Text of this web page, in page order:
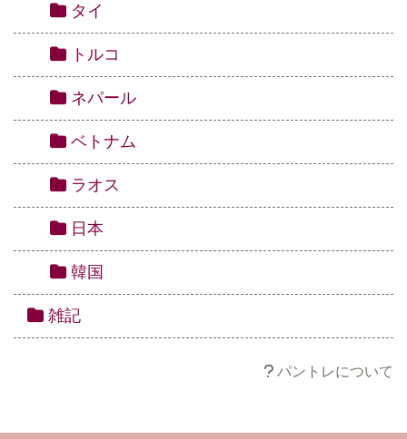
タイ
トルコ
ネパール
ベトナム
ラオス
日本
韓国
雑記
パントレについて